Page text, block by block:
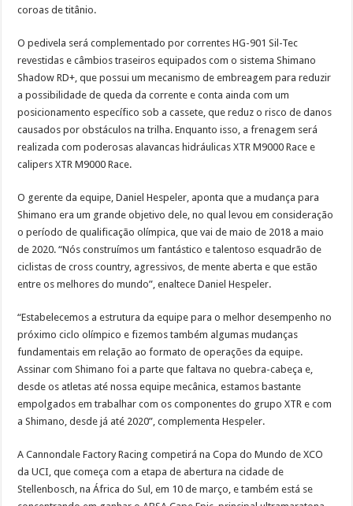
coroas de titânio.
O pedivela será complementado por correntes HG-901 Sil-Tec
revestidas e câmbios traseiros equipados com o sistema Shimano
Shadow RD+, que possui um mecanismo de embreagem para reduzir
a possibilidade de queda da corrente e conta ainda com um
posicionamento específico sob a cassete, que reduz o risco de danos
causados por obstáculos na trilha. Enquanto isso, a frenagem será
realizada com poderosas alavancas hidráulicas XTR M9000 Race e
calipers XTR M9000 Race.
O gerente da equipe, Daniel Hespeler, aponta que a mudança para
Shimano era um grande objetivo dele, no qual levou em consideração
o período de qualificação olímpica, que vai de maio de 2018 a maio
de 2020. “Nós construímos um fantástico e talentoso esquadrão de
ciclistas de cross country, agressivos, de mente aberta e que estão
entre os melhores do mundo”, enaltece Daniel Hespeler.
“Estabelecemos a estrutura da equipe para o melhor desempenho no
próximo ciclo olímpico e fizemos também algumas mudanças
fundamentais em relação ao formato de operações da equipe.
Assinar com Shimano foi a parte que faltava no quebra-cabeça e,
desde os atletas até nossa equipe mecânica, estamos bastante
empolgados em trabalhar com os componentes do grupo XTR e com
a Shimano, desde já até 2020”, complementa Hespeler.
A Cannondale Factory Racing competirá na Copa do Mundo de XCO
da UCI, que começa com a etapa de abertura na cidade de
Stellenbosch, na África do Sul, em 10 de março, e também está se